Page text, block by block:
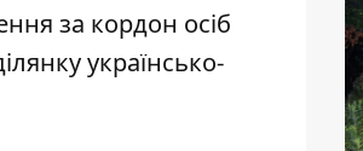
за кордон осіб
українсько-